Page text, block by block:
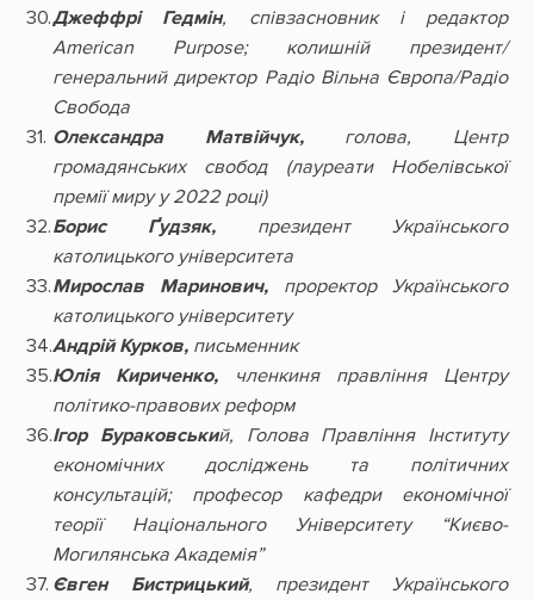
Джеффрі Гедмін, співзасновник і редактор
American Purpose; колишній президент/
генеральний директор Радіо Вільна Європа/Радіо
Свобода
Олександра Матвійчук,голова, Центр
громадянських свобод (лауреати Нобелівської
премії миру у 2022 році)
Борис Ґудзяк,президент Українського
католицького університета
Мирослав Маринович,проректор Українського
католицького університету
Андрій Курков, письменник
Юлія Кириченко,членкиня правління Центру
політико-правових реформ
Ігор Бураковський, Голова Правління Інституту
економічних досліджень та політичних
консультацій; професор кафедри економічної
теорії Національного Університету “Києво-
Могилянська Академія”
Євген Бистрицький, президент Українського